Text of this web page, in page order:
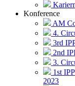
Konference
AM
4.
3rd
2nd
3.
1st
2023